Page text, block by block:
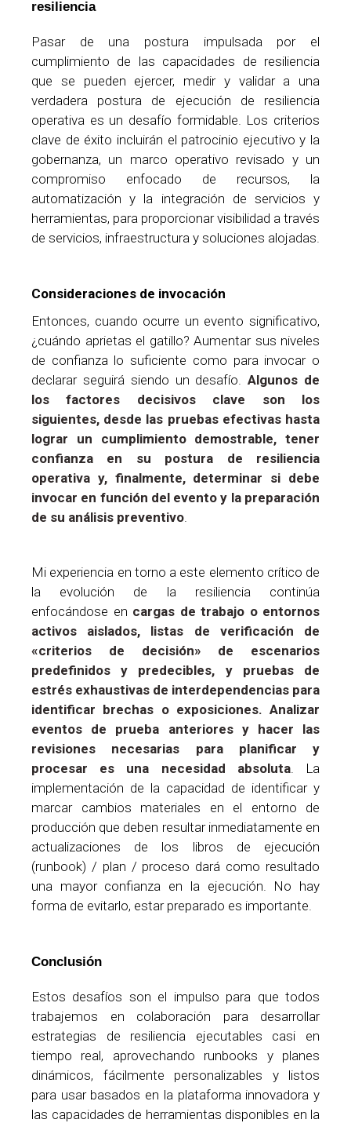
resiliencia
Pasar de una postura impulsada por el
cumplimiento de las capacidades de resiliencia
que se pueden ejercer, medir y validar a una
verdadera postura de ejecución de resiliencia
operativa es un desafío formidable. Los criterios
clave de éxito incluirán el patrocinio ejecutivo y la
gobernanza, un marco operativo revisado y un
compromiso enfocado de recursos, la
automatización y la integración de servicios y
herramientas, para proporcionar visibilidad a través
de servicios, infraestructura y soluciones alojadas.
Consideraciones de invocación
Entonces, cuando ocurre un evento significativo,
¿cuándo aprietas el gatillo? Aumentar sus niveles
de confianza lo suficiente como para invocar o
declarar seguirá siendo un desafío.Algunos de
los factores decisivos clave son los
siguientes, desde las pruebas efectivas hasta
lograr un cumplimiento demostrable, tener
confianza en su postura de resiliencia
operativa y, finalmente, determinar si debe
invocar en función del evento y la preparación
de su análisis preventivo
Mi experiencia en torno a este elemento crítico de
la evolución de la resiliencia continúa
enfocándose en cargas de trabajo o entornos
activos aislados, listas de verificación de
«criterios de decisión» de escenarios
predefinidos y predecibles, y pruebas de
estrés exhaustivas de interdependencias para
identificar brechas o exposiciones. Analizar
eventos de prueba anteriores y hacer las
revisiones necesarias para planificar y
procesar es una necesidad absoluta. La
implementación de la capacidad de identificar y
marcar cambios materiales en el entorno de
producción que deben resultar inmediatamente en
actualizaciones de los libros de ejecución
(runbook) / plan / proceso dará como resultado
una mayor confianza en la ejecución. No hay
forma de evitarlo, estar preparado es importante.
Conclusión
Estos desafíos son el impulso para que todos
trabajemos en colaboración para desarrollar
estrategias de resiliencia ejecutables casi en
tiempo real, aprovechando runbooks y planes
dinámicos, fácilmente personalizables y listos
para usar basados ​​en la plataforma innovadora y
las capacidades de herramientas disponibles en la